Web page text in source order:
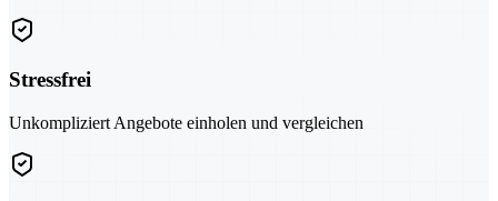
Stressfrei
Unkompliziert Angebote einholen und vergleichen